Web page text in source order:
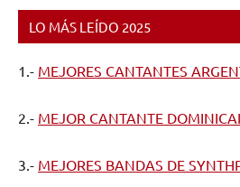
LO MÁS LEÍDO 2025
1.- MEJORES CANTANTES
2.- MEJOR CANTANTE
3.- MEJORES BANDAS DE